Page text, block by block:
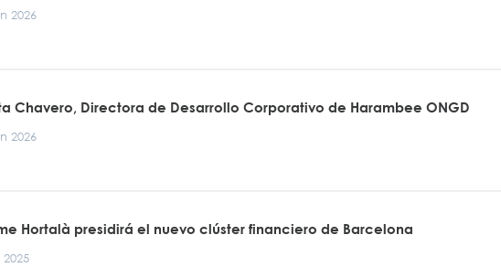
2026
Chavero, Directora de Desarrollo Corporativo de Harambee ONGD
2026
Hortalà presidirá el nuevo clúster financiero de Barcelona